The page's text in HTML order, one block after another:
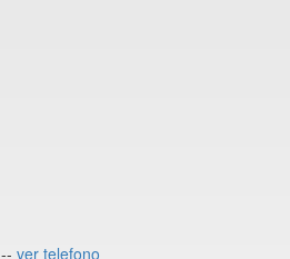
ver telefono